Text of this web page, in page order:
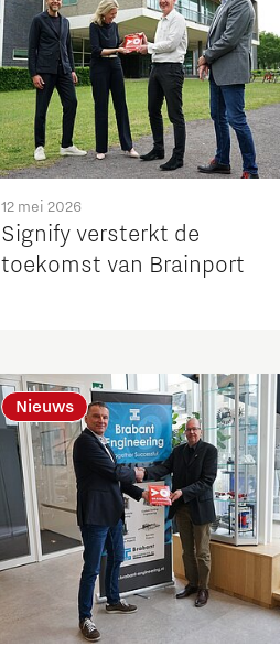
12 mei 2026
Signify versterkt de
toekomst van Brainport
Nieuws